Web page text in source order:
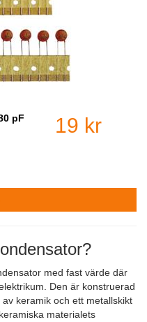
pF
19 kr
med fast värde där
Den är konstruerad
keramik och ett metallskikt
materialets